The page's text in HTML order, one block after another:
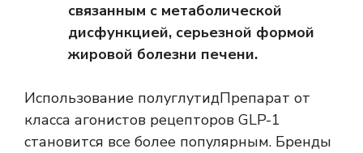
связанным с метаболической
дисфункцией, серьезной формой
жировой болезни печени.
Использование полуглутидПрепарат от
класса агонистов рецепторов GLP-1
становится все более популярным. Бренды